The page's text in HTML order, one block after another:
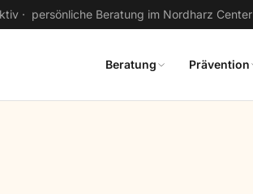
· persönliche Beratung im Nordharz Center
Beratung Prävention